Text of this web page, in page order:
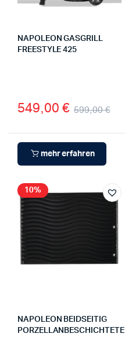
NAPOLEON GASGRILL
FREESTYLE 425
599,00€
549,00 €
mehr erfahren
10%
NAPOLEON BEIDSEITIG
PORZELLANBESCHICHTETE